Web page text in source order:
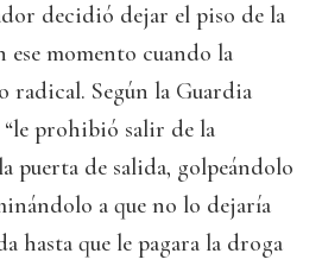
decidió dejar el piso de la
ese momento cuando la
Según la Guardia
prohibió salir de la
puerta de salida, golpeándolo
a que no lo dejaría
hasta que le pagara la droga